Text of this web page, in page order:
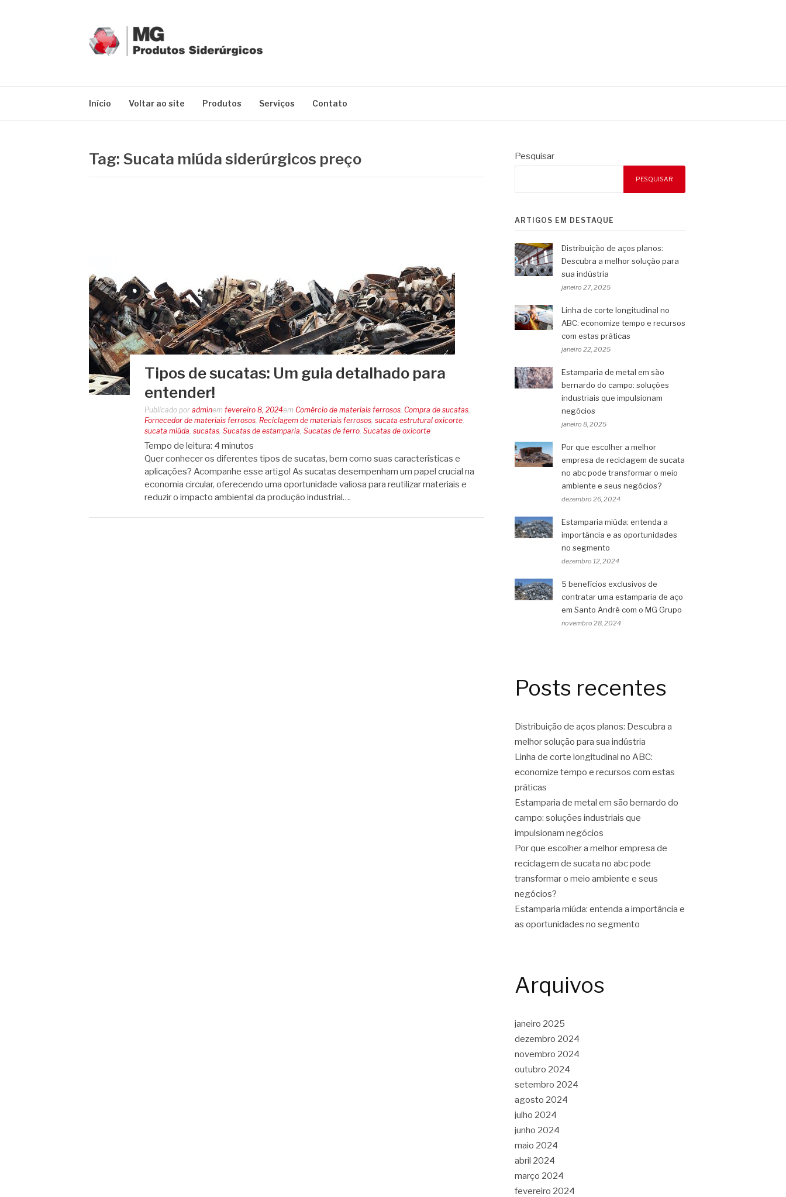
Início Voltar ao site Produtos Serviços Contato
Tag: Sucata miúda siderúrgicos preço
Tipos de sucatas: Um guia detalhado para
entender!
Publicado por adminem fevereiro 8, 2024em Comércio de materiais ferrosos, Compra de sucatas,
Fornecedor de materiais ferrosos, Reciclagem de materiais ferrosos, sucata estrutural oxicorte,
sucata miúda, sucatas, Sucatas de estamparia, Sucatas de ferro, Sucatas de oxicorte
Tempo de leitura: 4 minutos
Quer conhecer os diferentes tipos de sucatas, bem como suas características e
aplicações? Acompanhe esse artigo! As sucatas desempenham um papel crucial na
economia circular, oferecendo uma oportunidade valiosa para reutilizar materiais e
reduzir o impacto ambiental da produção industrial….
Pesquisar
PESQUISAR
ARTIGOS EM DESTAQUE
Distribuição de aços planos:
Descubra a melhor solução para
sua indústria
janeiro 27, 2025
Linha de corte longitudinal no
ABC: economize tempo e recursos
com estas práticas
janeiro 22, 2025
Estamparia de metal em são
bernardo do campo: soluções
industriais que impulsionam
negócios
janeiro 8, 2025
Por que escolher a melhor
empresa de reciclagem de sucata
no abc pode transformar o meio
ambiente e seus negócios?
dezembro 26, 2024
Estamparia miúda: entenda a
importância e as oportunidades
no segmento
dezembro 12, 2024
5 benefícios exclusivos de
contratar uma estamparia de aço
em Santo André com o MG Grupo
novembro 28, 2024
Posts recentes
Distribuição de aços planos: Descubra a
melhor solução para sua indústria
Linha de corte longitudinal no ABC:
economize tempo e recursos com estas
práticas
Estamparia de metal em são bernardo do
campo: soluções industriais que
impulsionam negócios
Por que escolher a melhor empresa de
reciclagem de sucata no abc pode
transformar o meio ambiente e seus
negócios?
Estamparia miúda: entenda a importância e
as oportunidades no segmento
Arquivos
janeiro 2025
dezembro 2024
novembro 2024
outubro 2024
setembro 2024
agosto 2024
julho 2024
junho 2024
maio 2024
abril 2024
março 2024
fevereiro 2024